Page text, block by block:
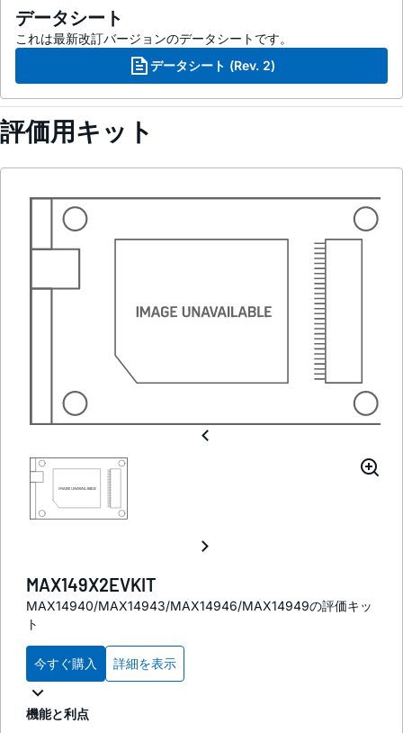
データシート
これは最新改訂バージョンのデータシートです。
データシート (Rev. 2)
評価用キット
MAX149X2EVKIT
MAX14940/MAX14943/MAX14946/MAX14949の評価キッ
ト
今すぐ購入 詳細を表示
機能と利点